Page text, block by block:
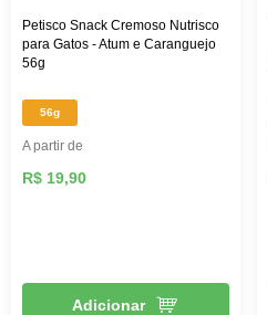
Petisco Snack Cremoso Nutrisco
para Gatos - Atum e Caranguejo
56g
56g
A partir de
R$ 19,90
Adicionar